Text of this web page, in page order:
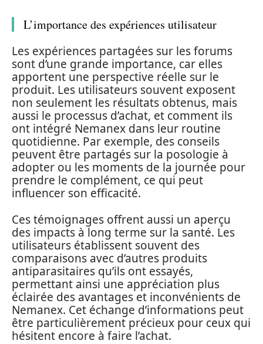
L’importance des expériences utilisateur
Les expériences partagées sur les forums
sont d’une grande importance, car elles
apportent une perspective réelle sur le
produit. Les utilisateurs souvent exposent
non seulement les résultats obtenus, mais
aussi le processus d’achat, et comment ils
ont intégré Nemanex dans leur routine
quotidienne. Par exemple, des conseils
peuvent être partagés sur la posologie à
adopter ou les moments de la journée pour
prendre le complément, ce qui peut
influencer son efficacité.
Ces témoignages offrent aussi un aperçu
des impacts à long terme sur la santé. Les
utilisateurs établissent souvent des
comparaisons avec d’autres produits
antiparasitaires qu’ils ont essayés,
permettant ainsi une appréciation plus
éclairée des avantages et inconvénients de
Nemanex. Cet échange d’informations peut
être particulièrement précieux pour ceux qui
hésitent encore à faire l’achat.